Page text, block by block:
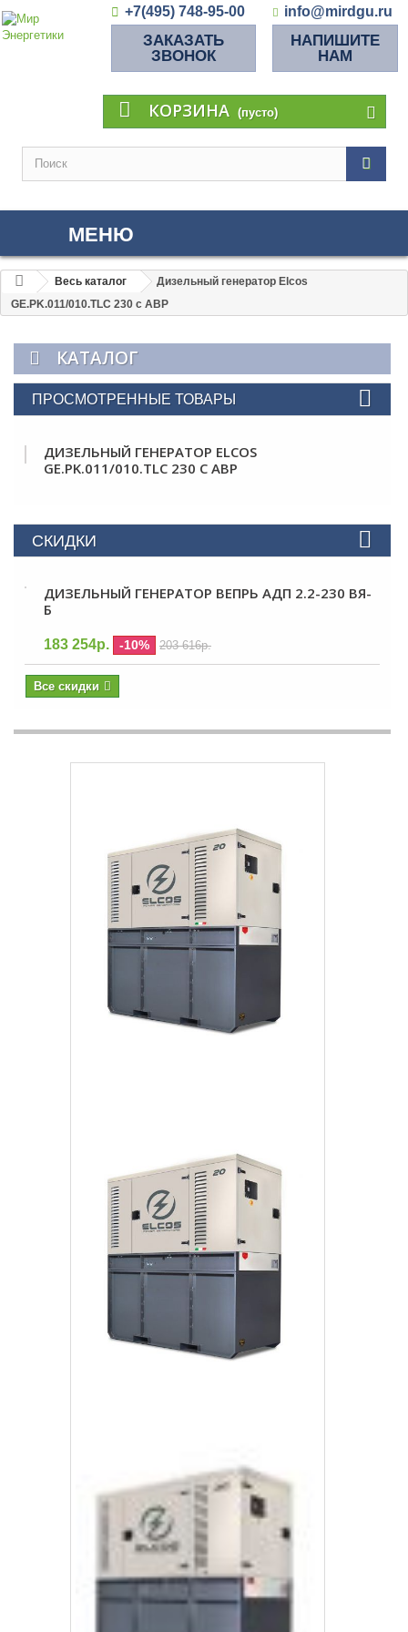
+7(495) 748-95-00 info@mirdgu.ru
ЗАКАЗАТЬ
ЗВОНОК
НАПИШИТЕ
НАМ
КОРЗИНА (пусто)
МЕНЮ
Весь каталог
Дизельный генератор Elcos
GE.PK.011/010.TLC 230 с АВР
КАТАЛОГ
ПРОСМОТРЕННЫЕ ТОВАРЫ
ДИЗЕЛЬНЫЙ ГЕНЕРАТОР ELCOS
GE.PK.011/010.TLC 230 С АВР
СКИДКИ
ДИЗЕЛЬНЫЙ ГЕНЕРАТОР ВЕПРЬ АДП 2.2-230 ВЯ-
Б
183 254р. -10% 203 616р.
Все скидки